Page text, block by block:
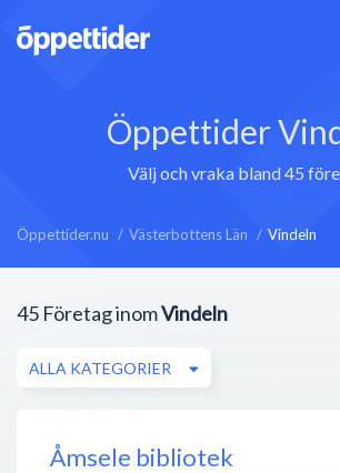
Öppettider
Välj och vraka bland 45
Öppettider.nu Västerbottens Län Vindeln
45 Företag inomVindeln
ALLA KATEGORIER
Åmsele bibliotek